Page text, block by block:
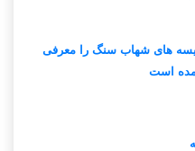
های شهاب سنگ را معرفی
است